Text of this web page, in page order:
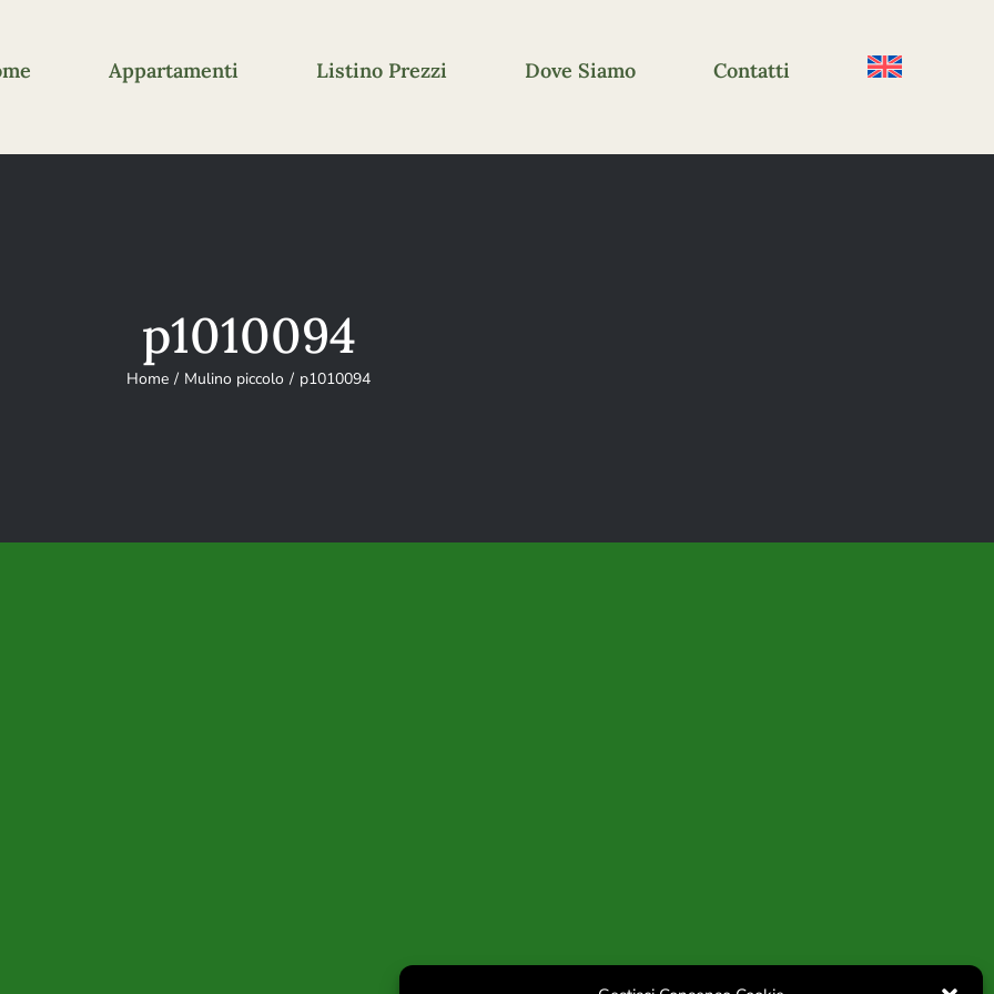
Appartamenti Listino Prezzi Dove Siamo Contatti
p1010094
Home Mulino piccolo p1010094